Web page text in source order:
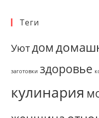
Теги
Уютдом
заготовки здоровье
кулинария